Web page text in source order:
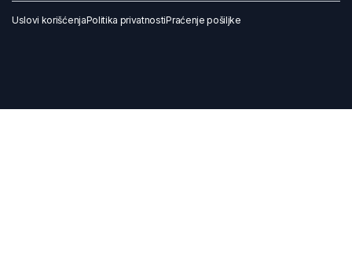
Uslovi korišćenjaPolitika privatnostiPraćenje pošiljke